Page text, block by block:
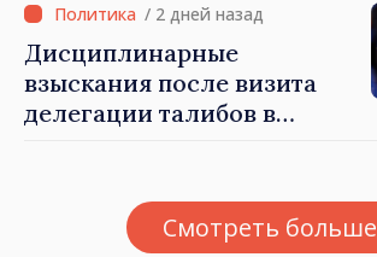
/ 2 дней назад
Дисциплинарные
взыскания после визита
делегации талибов в
занимающие высокие
должности, не знают
Смотреть больше